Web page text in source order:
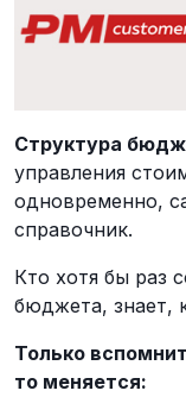
Структура
управления
одновременно,
справочник.
Кто хотя бы раз
бюджета, знает,
Только
то меняется: